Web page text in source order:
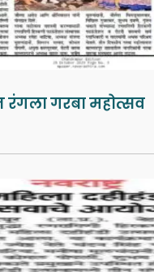
रंगला गरबा महोत्सव